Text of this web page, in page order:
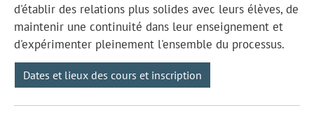
d'établir des relations plus solides avec leurs élèves, de
maintenir une continuité dans leur enseignement et
d'expérimenter pleinement l'ensemble du processus.
Dates et lieux des cours et inscription